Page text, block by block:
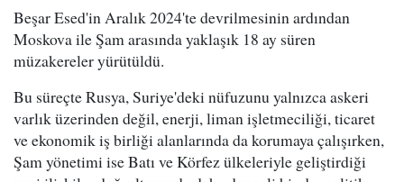
Beşar Esed'in Aralık 2024'te devrilmesinin ardından
Moskova ile Şam arasında yaklaşık 18 ay süren
müzakereler yürütüldü.
Bu süreçte Rusya, Suriye'deki nüfuzunu yalnızca askeri
varlık üzerinden değil, enerji, liman işletmeciliği, ticaret
ve ekonomik iş birliği alanlarında da korumaya çalışırken,
Şam yönetimi ise Batı ve Körfez ülkeleriyle geliştirdiği